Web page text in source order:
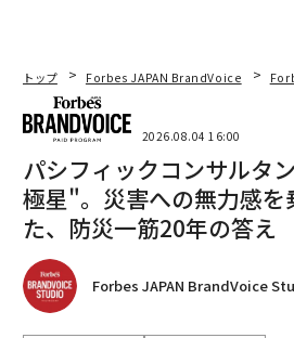
トップ Forbes JAPAN BrandVoice
2026.08.04 16:00
パシフィックコンサルタ
極星"。災害への無力感を
た、防災一筋20年の答え
Forbes JAPAN BrandVoice